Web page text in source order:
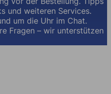
und weiteren Services.
um die Uhr im Chat.
Fragen – wir unterstützen